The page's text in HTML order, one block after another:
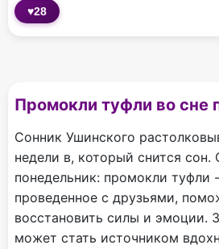
♥28
Промокли туфли во сне
Сонник Ушинского
недели в, который снится сон.
понедельник: промокли туфли
проведенное с друзьями,
восстановить силы и эмоции.
может стать источником